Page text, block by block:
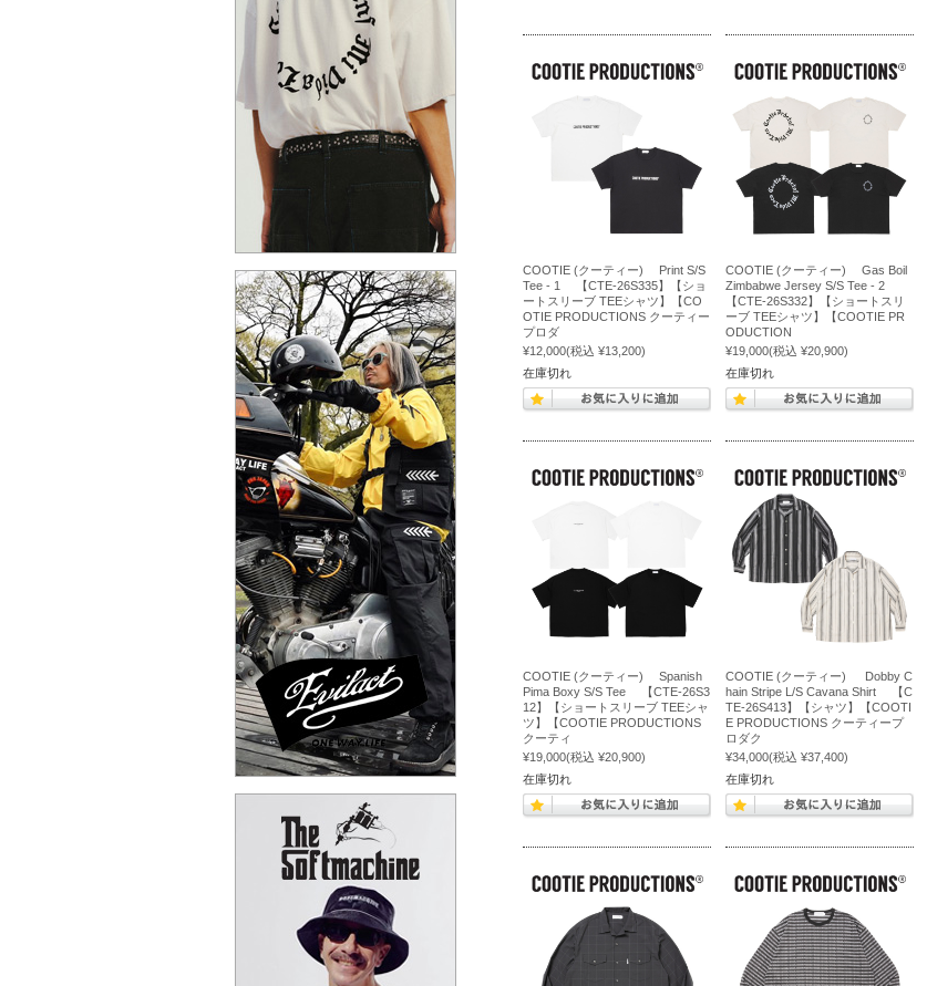
COOTIE (クーティー) Print S/S
Tee - 1 【CTE-26S335】【ショ
ートスリーブ TEEシャツ】【CO
OTIE PRODUCTIONS クーティー
プロダ
¥12,000(税込 ¥13,200)
在庫切れ
COOTIE (クーティー) Gas Boil
Zimbabwe Jersey S/S Tee - 2
【CTE-26S332】【ショートスリ
ーブ TEEシャツ】【COOTIE PR
ODUCTION
¥19,000(税込 ¥20,900)
在庫切れ
COOTIE (クーティー) Spanish
Pima Boxy S/S Tee 【CTE-26S3
12】【ショートスリーブ TEEシャ
ツ】【COOTIE PRODUCTIONS
クーティ
¥19,000(税込 ¥20,900)
在庫切れ
COOTIE (クーティー) Dobby C
hain Stripe L/S Cavana Shirt 【C
TE-26S413】【シャツ】【COOTI
E PRODUCTIONS クーティープ
ロダク
¥34,000(税込 ¥37,400)
在庫切れ